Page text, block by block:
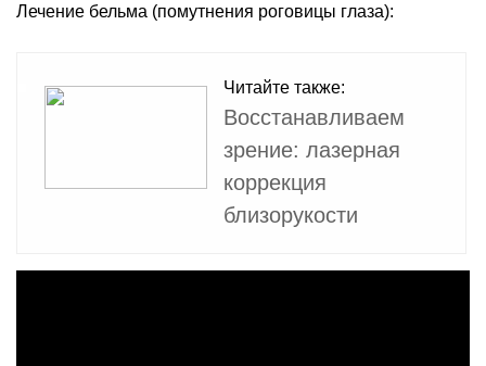
Лечение бельма (помутнения роговицы глаза):
Читайте также:
Восстанавливаем
зрение: лазерная
коррекция
близорукости